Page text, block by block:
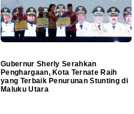
Gubernur Sherly Serahkan
Penghargaan, Kota Ternate Raih
yang Terbaik Penurunan Stunting di
Maluku Utara